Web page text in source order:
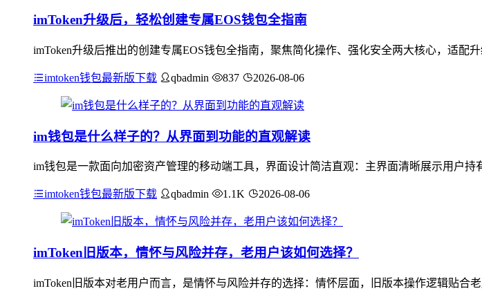
imToken升级后，轻松创建专属EOS钱包全指南
imToken升级后推出的创建专属EOS钱包全指南，聚焦简化操作、强化安全两大核心，适
imtoken钱包最新版下载 qbadmin 837 2026-08-06
im钱包是什么样子的？从界面到功能的直观解读
im钱包是一款面向加密资产管理的移动端工具，界面设计简洁直观：主界面清晰展示用户
imtoken钱包最新版下载 qbadmin 1.1K 2026-08-06
imToken旧版本，情怀与风险并存，老用户该如何选择？
imToken旧版本对老用户而言，是情怀与风险并存的选择：情怀层面，旧版本操作逻辑贴